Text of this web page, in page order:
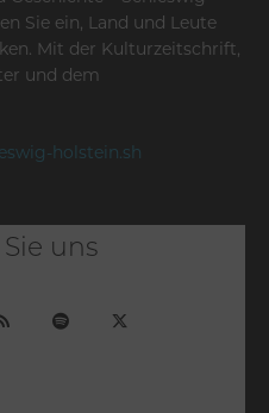
Sie ein, Land und Leute
Mit der Kulturzeitschrift,
und dem
holstein.sh
uns